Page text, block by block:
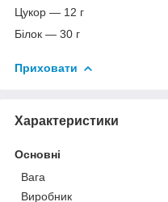
Цукор — 12 г
Білок — 30 г
Приховати
Характеристики
Основні
Вага
Виробник